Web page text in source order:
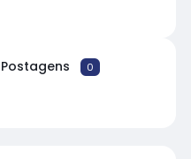
Postagens 0